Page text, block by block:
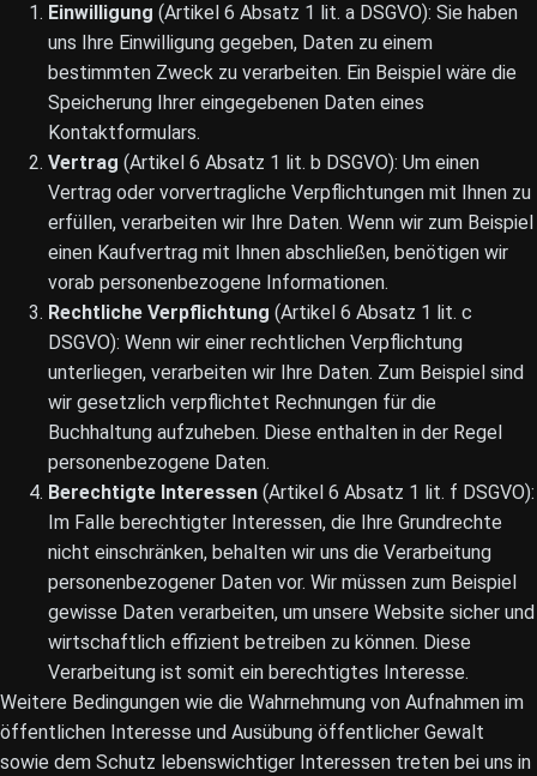
Einwilligung (Artikel 6 Absatz 1 lit. a DSGVO): Sie haben
uns Ihre Einwilligung gegeben, Daten zu einem
bestimmten Zweck zu verarbeiten. Ein Beispiel wäre die
Speicherung Ihrer eingegebenen Daten eines
Kontaktformulars.
Vertrag (Artikel 6 Absatz 1 lit. b DSGVO): Um einen
Vertrag oder vorvertragliche Verpflichtungen mit Ihnen zu
erfüllen, verarbeiten wir Ihre Daten. Wenn wir zum Beispiel
einen Kaufvertrag mit Ihnen abschließen, benötigen wir
vorab personenbezogene Informationen.
Rechtliche Verpflichtung (Artikel 6 Absatz 1 lit. c
DSGVO): Wenn wir einer rechtlichen Verpflichtung
unterliegen, verarbeiten wir Ihre Daten. Zum Beispiel sind
wir gesetzlich verpflichtet Rechnungen für die
Buchhaltung aufzuheben. Diese enthalten in der Regel
personenbezogene Daten.
Berechtigte Interessen (Artikel 6 Absatz 1 lit. f DSGVO):
Im Falle berechtigter Interessen, die Ihre Grundrechte
nicht einschränken, behalten wir uns die Verarbeitung
personenbezogener Daten vor. Wir müssen zum Beispiel
gewisse Daten verarbeiten, um unsere Website sicher und
wirtschaftlich effizient betreiben zu können. Diese
Verarbeitung ist somit ein berechtigtes Interesse.
Weitere Bedingungen wie die Wahrnehmung von Aufnahmen im
öffentlichen Interesse und Ausübung öffentlicher Gewalt
sowie dem Schutz lebenswichtiger Interessen treten bei uns in